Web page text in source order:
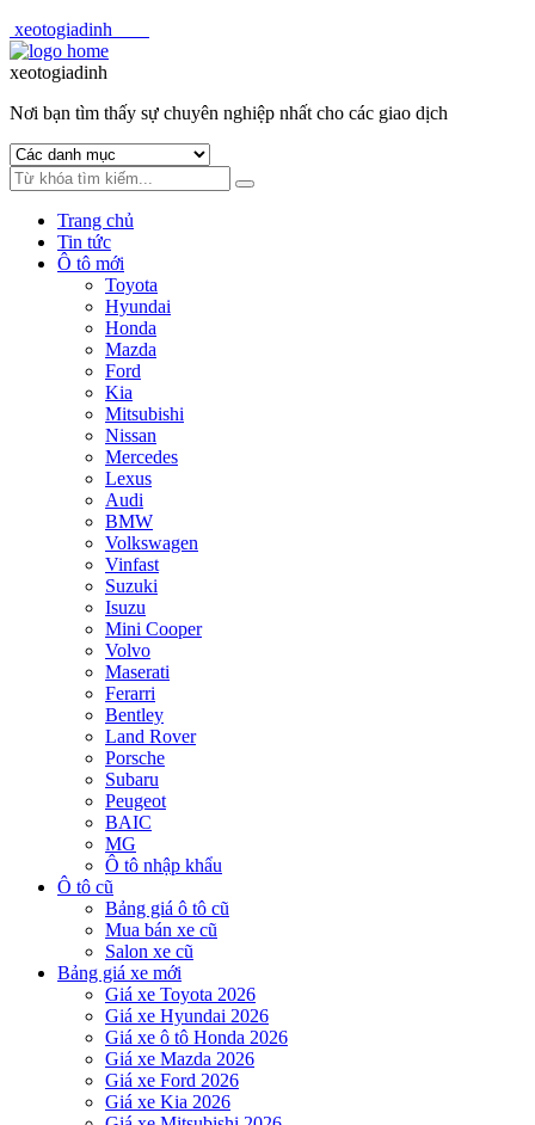
xeotogiadinh
Skip
to
Skip
to
xeotogiadinh
Nơi bạn tìm thấy sự chuyên nghiệp nhất cho các giao dịch
Trang chủ
Tin tức
Ô tô mới
Toyota
Hyundai
Honda
Mazda
Ford
Kia
Mitsubishi
Nissan
Mercedes
Lexus
Audi
BMW
Volkswagen
Vinfast
Suzuki
Isuzu
Mini Cooper
Volvo
Maserati
Ferarri
Bentley
Land Rover
Porsche
Subaru
Peugeot
BAIC
MG
Ô tô nhập khẩu
Ô tô cũ
Bảng giá ô tô cũ
Mua bán xe cũ
Salon xe cũ
Bảng giá xe mới
Giá xe Toyota 2026
Giá xe Hyundai 2026
Giá xe ô tô Honda 2026
Giá xe Mazda 2026
Giá xe Ford 2026
Giá xe Kia 2026